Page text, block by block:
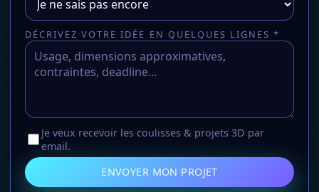
DÉCRIVEZ VOTRE IDÉE EN QUELQUES LIGNES *
Je veux recevoir les coulisses & projets 3D par
email.
ENVOYER MON PROJET